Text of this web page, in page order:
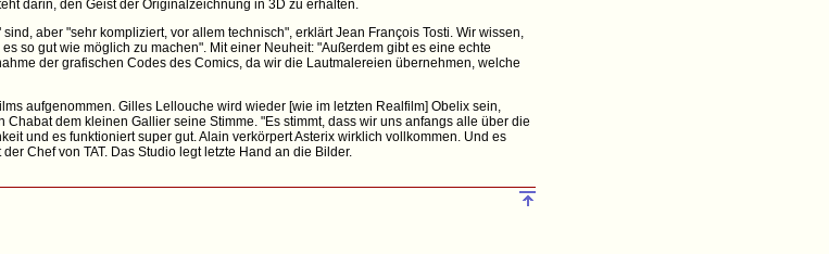
darin, den Geist der Originalzeichnung in 3D zu erhalten.
aber "sehr kompliziert, vor allem technisch", erklärt Jean François Tosti. Wir wissen,
so gut wie möglich zu machen". Mit einer Neuheit: "Außerdem gibt es eine echte
der grafischen Codes des Comics, da wir die Lautmalereien übernehmen, welche
aufgenommen. Gilles Lellouche wird wieder [wie im letzten Realfilm] Obelix sein,
dem kleinen Gallier seine Stimme. "Es stimmt, dass wir uns anfangs alle über die
und es funktioniert super gut. Alain verkörpert Asterix wirklich vollkommen. Und es
Chef von TAT. Das Studio legt letzte Hand an die Bilder.